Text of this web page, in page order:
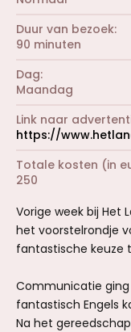
Duur van bezoek
90 minuten
Dag
Maandag
Link naar
https://
Totale kosten (in
250
Vorige week bij Het
het voorstelrondje
fantastische keuze
Communicatie
fantastisch Engels
Na het